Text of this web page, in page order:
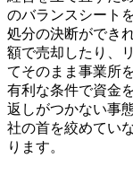
のバランスシート
処分の決断ができ
額で売却したり、
てそのまま事業所
有利な条件で資金
返しがつかない事
社の首を絞めてい
ります。